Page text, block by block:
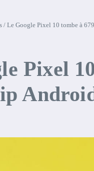
/ Le Google Pixel 10 tombe à
Pixel